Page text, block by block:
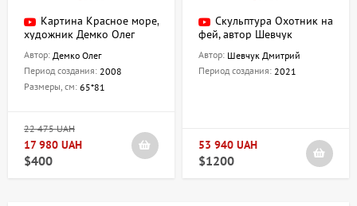
Картина Красное море,
художник Демко Олег
Автор: Демко Олег
Период создания: 2008
Размеры, см: 65*81
22 475 UAH
17 980 UAH
$400
Скульптура Охотник на
фей, автор Шевчук
Автор: Шевчук Дмитрий
Период создания: 2021
53 940 UAH
$1200